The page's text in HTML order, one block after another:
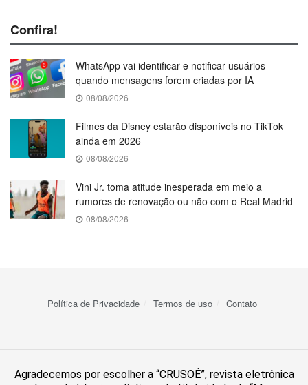
Confira!
WhatsApp vai identificar e notificar usuários
quando mensagens forem criadas por IA
08/08/2026
Filmes da Disney estarão disponíveis no TikTok
ainda em 2026
08/08/2026
Vini Jr. toma atitude inesperada em meio a
rumores de renovação ou não com o Real Madrid
08/08/2026
Política de Privacidade Termos de uso Contato
Agradecemos por escolher a “CRUSOÉ”, revista eletrônica